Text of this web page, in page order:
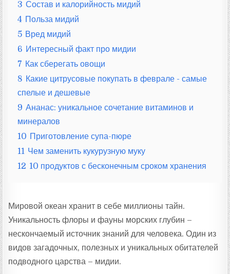
3 Состав и калорийность мидий
4 Польза мидий
5 Вред мидий
6 Интересный факт про мидии
7 Как сберегать овощи
8 Какие цитрусовые покупать в феврале - самые
спелые и дешевые
9 Ананас: уникальное сочетание витаминов и
минералов
10 Приготовление супа-пюре
11 Чем заменить кукурузную муку
12 10 продуктов с бесконечным сроком хранения
Мировой океан хранит в себе миллионы тайн.
Уникальность флоры и фауны морских глубин –
нескончаемый источник знаний для человека. Один из
видов загадочных, полезных и уникальных обитателей
подводного царства – мидии.